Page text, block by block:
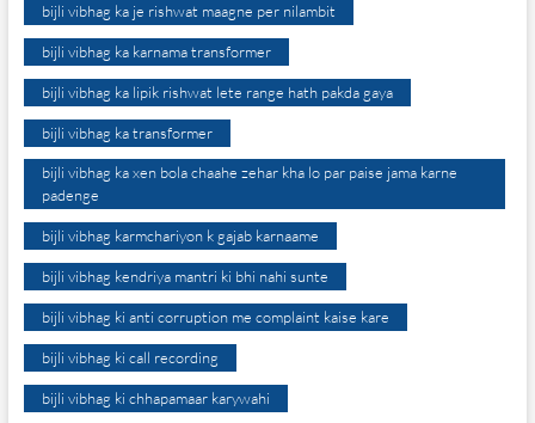
bijli vibhag ka je rishwat maagne per nilambit
bijli vibhag ka karnama transformer
bijli vibhag ka lipik rishwat lete range hath pakda gaya
bijli vibhag ka transformer
bijli vibhag ka xen bola chaahe zehar kha lo par paise jama karne
padenge
bijli vibhag karmchariyon k gajab karnaame
bijli vibhag kendriya mantri ki bhi nahi sunte
bijli vibhag ki anti corruption me complaint kaise kare
bijli vibhag ki call recording
bijli vibhag ki chhapamaar karywahi